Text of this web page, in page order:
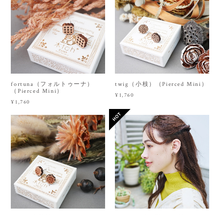
fortuna（フォルトゥーナ）
（Pierced Mini）
¥1,760
twig（小枝）（Pierced Mini）
¥1,760